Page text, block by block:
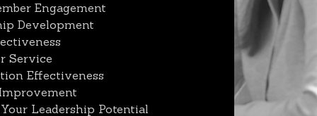
Engagement
Development
Service
Effectiveness
Leadership Potential